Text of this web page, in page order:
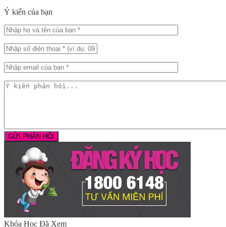
Ý kiến của bạn
Khóa Học Đã Xem